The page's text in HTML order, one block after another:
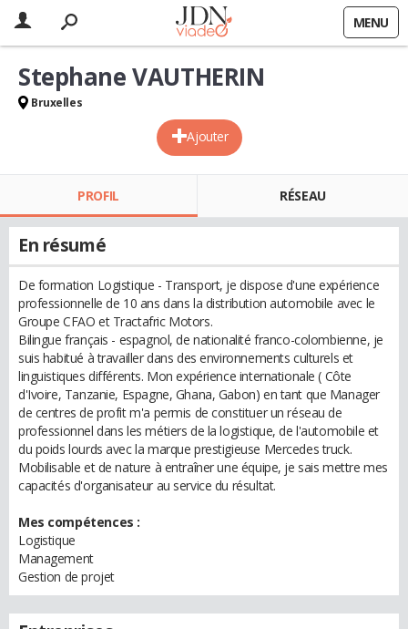
MENU
Ajouter
Stephane VAUTHERIN
Bruxelles
PROFIL RÉSEAU
En résumé
De formation Logistique - Transport, je dispose d'une expérience
professionnelle de 10 ans dans la distribution automobile avec le
Groupe CFAO et Tractafric Motors.
Bilingue français - espagnol, de nationalité franco-colombienne, je
suis habitué à travailler dans des environnements culturels et
linguistiques différents. Mon expérience internationale ( Côte
d'Ivoire, Tanzanie, Espagne, Ghana, Gabon) en tant que Manager
de centres de profit m'a permis de constituer un réseau de
professionnel dans les métiers de la logistique, de l'automobile et
du poids lourds avec la marque prestigieuse Mercedes truck.
Mobilisable et de nature à entraîner une équipe, je sais mettre mes
capacités d'organisateur au service du résultat.
Mes compétences :
Logistique
Management
Gestion de projet